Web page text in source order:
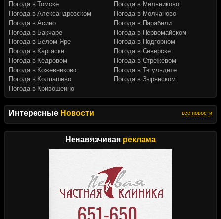
Интересные Новости все новости
Ненавязчивая реклама
Погода в Томске
Погода в Александровском
Погода в Асино
Погода в Бакчаре
Погода в Белом Яре
Погода в Каргаске
Погода в Кедровом
Погода в Кожевниково
Погода в Колпашево
Погода в Кривошеино
Погода в Мельниково
Погода в Молчаново
Погода в Парабели
Погода в Первомайском
Погода в Подгорном
Погода в Северске
Погода в Стрежевом
Погода в Тегульдете
Погода в Зырянском